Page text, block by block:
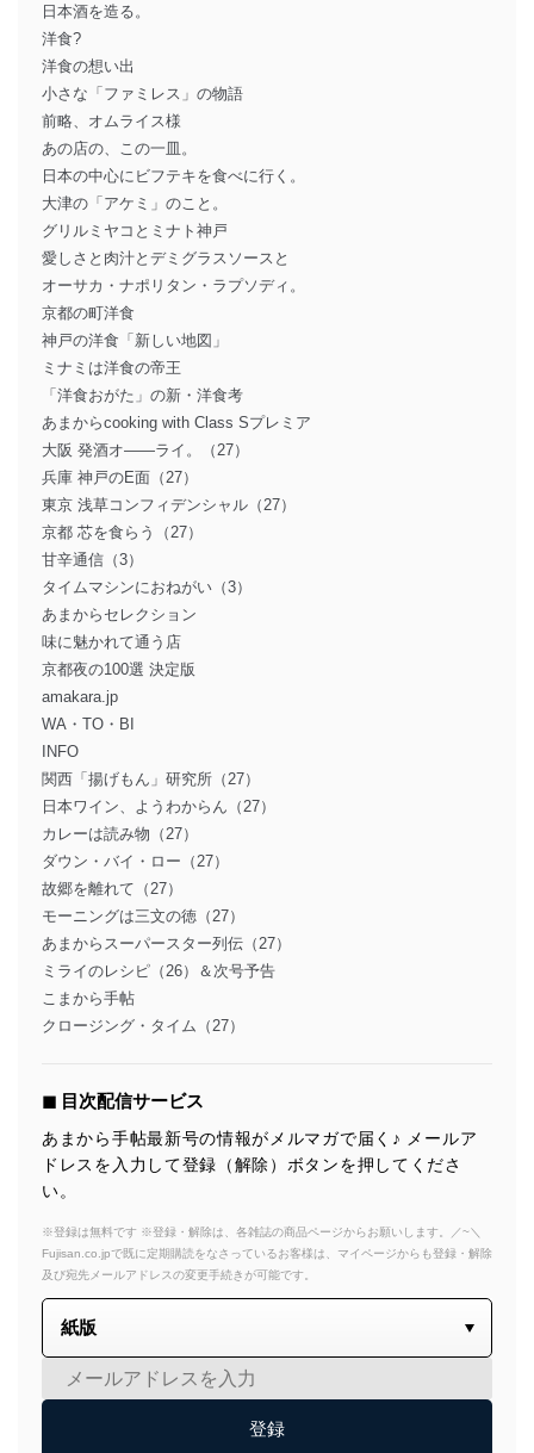
日本酒を造る。
洋食?
洋食の想い出
小さな「ファミレス」の物語
前略、オムライス様
あの店の、この一皿。
日本の中心にビフテキを食べに行く。
大津の「アケミ」のこと。
グリルミヤコとミナト神戸
愛しさと肉汁とデミグラスソースと
オーサカ・ナポリタン・ラプソディ。
京都の町洋食
神戸の洋食「新しい地図」
ミナミは洋食の帝王
「洋食おがた」の新・洋食考
あまからcooking with Class Sプレミア
大阪 発酒オ――ライ。（27）
兵庫 神戸のE面（27）
東京 浅草コンフィデンシャル（27）
京都 芯を食らう（27）
甘辛通信（3）
タイムマシンにおねがい（3）
あまからセレクション
味に魅かれて通う店
京都夜の100選 決定版
amakara.jp
WA・TO・BI
INFO
関西「揚げもん」研究所（27）
日本ワイン、ようわからん（27）
カレーは読み物（27）
ダウン・バイ・ロー（27）
故郷を離れて（27）
モーニングは三文の徳（27）
あまからスーパースター列伝（27）
ミライのレシピ（26）＆次号予告
こまから手帖
クロージング・タイム（27）
◼︎ 目次配信サービス
あまから手帖最新号の情報がメルマガで届く♪ メールア
ドレスを入力して登録（解除）ボタンを押してくださ
い。
※登録は無料です ※登録・解除は、各雑誌の商品ページからお願いします。／~＼
Fujisan.co.jpで既に定期購読をなさっているお客様は、マイページからも登録・解除
及び宛先メールアドレスの変更手続きが可能です。